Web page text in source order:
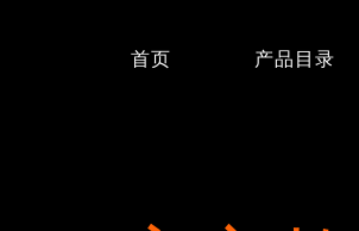
首页 产品目录